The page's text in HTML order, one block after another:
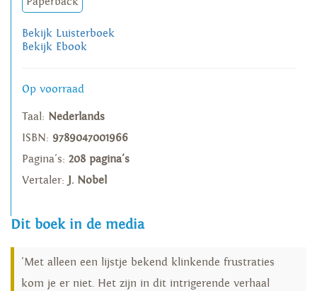
Bekijk Luisterboek
Bekijk Ebook
Op voorraad
Taal: Nederlands
ISBN: 9789047001966
Pagina's: 208 pagina's
Vertaler: J. Nobel
Dit boek in de media
'Met alleen een lijstje bekend klinkende frustraties
kom je er niet. Het zijn in dit intrigerende verhaal